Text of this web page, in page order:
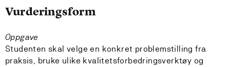
Vurderingsform
Oppgave
Studenten skal velge en konkret problemstilling fra
praksis, bruke ulike kvalitetsforbedringsverktøy og